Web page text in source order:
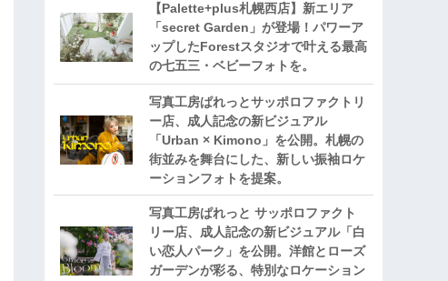
【Palette+plus札幌西店】新エリア
「secret Garden」が登場！パワーア
ップしたForestスタジオで叶える最高
の七五三・ベビーフォトを。
写真工房ぱれっとサッポロファクトリ
ー店、成人記念の新ビジュアル
「Urban × Kimono」を公開。札幌の
街並みを舞台にした、新しい振袖ロケ
ーションフォトを提案。
写真工房ぱれっと サッポロファクト
リー店、成人記念の新ビジュアル「白
い恋人パーク」を公開。洋館とローズ
ガーデンが彩る、特別なロケーション